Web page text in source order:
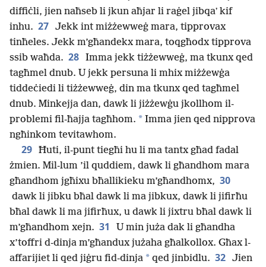
diffiċli, jien naħseb li jkun aħjar li raġel jibqaʼ kif
inhu. 27 Jekk int miżżewweġ mara, tipprovax
tinħeles. Jekk m’għandekx mara, toqgħodx tipprova
ssib waħda. 28 Imma jekk tiżżewweġ, ma tkunx qed
tagħmel dnub. U jekk persuna li mhix miżżewġa
tiddeċiedi li tiżżewweġ, din ma tkunx qed tagħmel
dnub. Minkejja dan, dawk li jiżżewġu jkollhom il-
problemi fil-ħajja tagħhom. * Imma jien qed nipprova
ngħinkom tevitawhom.
29 Ħuti, il-punt tiegħi hu li ma tantx għad fadal
żmien. Mil-lum ’il quddiem, dawk li għandhom mara
għandhom jgħixu bħallikieku m’għandhomx, 30
dawk li jibku bħal dawk li ma jibkux, dawk li jifirħu
bħal dawk li ma jifirħux, u dawk li jixtru bħal dawk li
m’għandhom xejn. 31
U min juża dak li għandha
x’toffri d-dinja m’għandux jużaha għalkollox. Għax l-
affarijiet li qed jiġru fid-dinja * qed jinbidlu. 32 Jien